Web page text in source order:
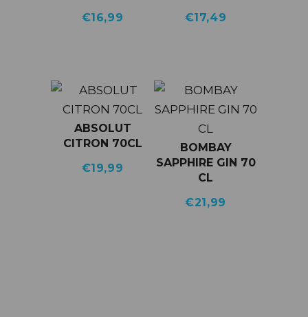
€16,99
€17,49
ABSOLUT
CITRON 70CL
€19,99
BOMBAY
SAPPHIRE GIN 70
CL
€21,99